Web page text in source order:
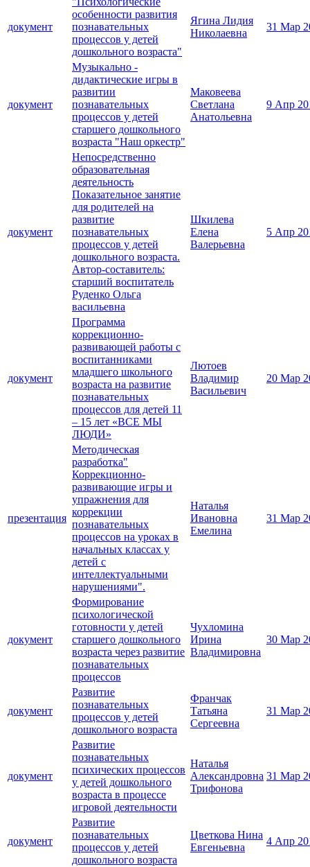
документ
особенности развития
познавательных
процессов у детей
дошкольного возраста"
Ягина Лидия
Николаевна
31 Мар
документ
Музыкально -
дидактические игры в
развитии
познавательных
процессов у детей
старшего дошкольного
возраста "Наш оркестр"
Маковеева
Светлана
Анатольевна
9 Апр
документ
Непосредственно
образовательная
деятельность
Показательное занятие
для родителей на
развитие
познавательных
процессов у детей
дошкольного возраста.
Автор-составитель:
старший воспитатель
Руденко Ольга
васильевна
Шкилева
Елена
Валерьевна
5 Апр
документ
Программа
коррекционно-
развивающей работы c
воспитанниками
младшего школьного
возраста на развитие
познавательных
процессов для детей 11
– 15 лет «ВСЕ МЫ
ЛЮДИ»
Лютоев
Владимир
Васильевич
20 Мар
презентация
Методическая
разработка"
Коррекционно-
развивающие игры и
упражнения для
коррекции
познавательных
процессов на уроках в
начальных классах у
детей с
интеллектуальными
нарушениями".
Наталья
Ивановна
Емелина
31 Мар
документ
Формирование
психологической
готовности у детей
старшего дошкольного
возраста через развитие
познавательных
процессов
Чухломина
Ирина
Владимировна
30 Мар
документ
Развитие
познавательных
процессов у детей
дошкольного возраста
Франчак
Татьяна
Сергеевна
31 Мар
документ
Развитие
познавательных
психических процессов
у детей дошкольного
возраста в процессе
игровой деятельности
Наталья
Александровна
Трифонова
31 Мар
документ
Развитие
познавательных
процессов у детей
дошкольного возраста
Цветкова Нина
Евгеньевна
4 Апр